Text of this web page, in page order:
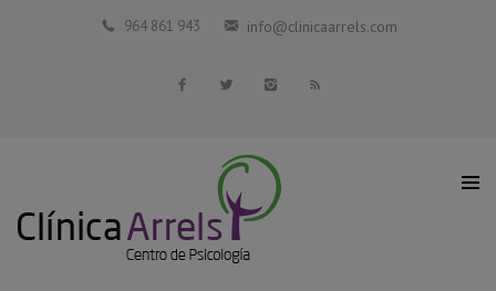
Blog
964 861 943 info@clinicaarrels.com